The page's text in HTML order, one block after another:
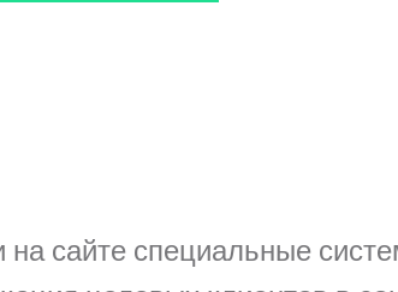
на сайте специальные